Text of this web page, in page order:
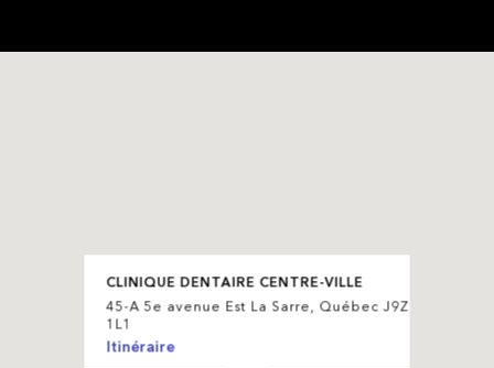
CLINIQUE DENTAIRE CENTRE-VILLE
45-A 5e avenue Est La Sarre, Québec J9Z
1L1
Itinéraire